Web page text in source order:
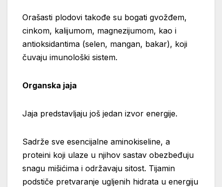
Orašasti plodovi takođe su bogati gvožđem,
cinkom, kalijumom, magnezijumom, kao i
antioksidantima (selen, mangan, bakar), koji
čuvaju imunološki sistem.
Organska jaja
Jaja predstavljaju još jedan izvor energije.
Sadrže sve esencijalne aminokiseline, a
proteini koji ulaze u njihov sastav obezbeđuju
snagu mišićima i održavaju sitost. Tijamin
podstiče pretvaranje ugljenih hidrata u energiju